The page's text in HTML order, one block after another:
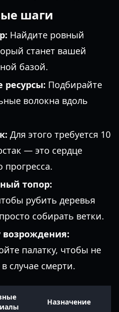
шаги
Найдите ровный
станет вашей
базой.
ресурсы: Подбирайте
волокна вдоль
Для этого требуется 10
— это сердце
прогресса.
топор:
рубить деревья
собирать ветки.
возрождения:
палатку, чтобы не
случае смерти.
Назначение